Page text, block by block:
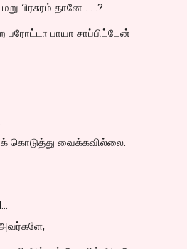
பிரசுரம் தானே . . .?
பரோட்டா பாயா சாப்பிட்டேன்
கொடுத்து வைக்கவில்லை.